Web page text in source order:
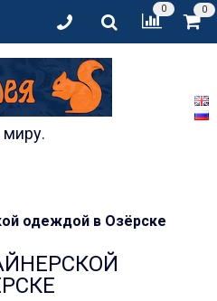
0 0
одеждой в Озёрске